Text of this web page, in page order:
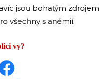
jsou bohatým zdrojem
všechny s anémií.
vy?